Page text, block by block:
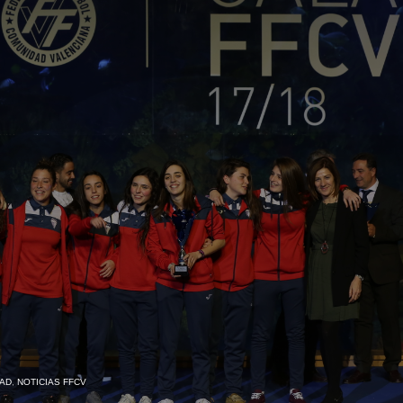
, NOTICIAS FFCV